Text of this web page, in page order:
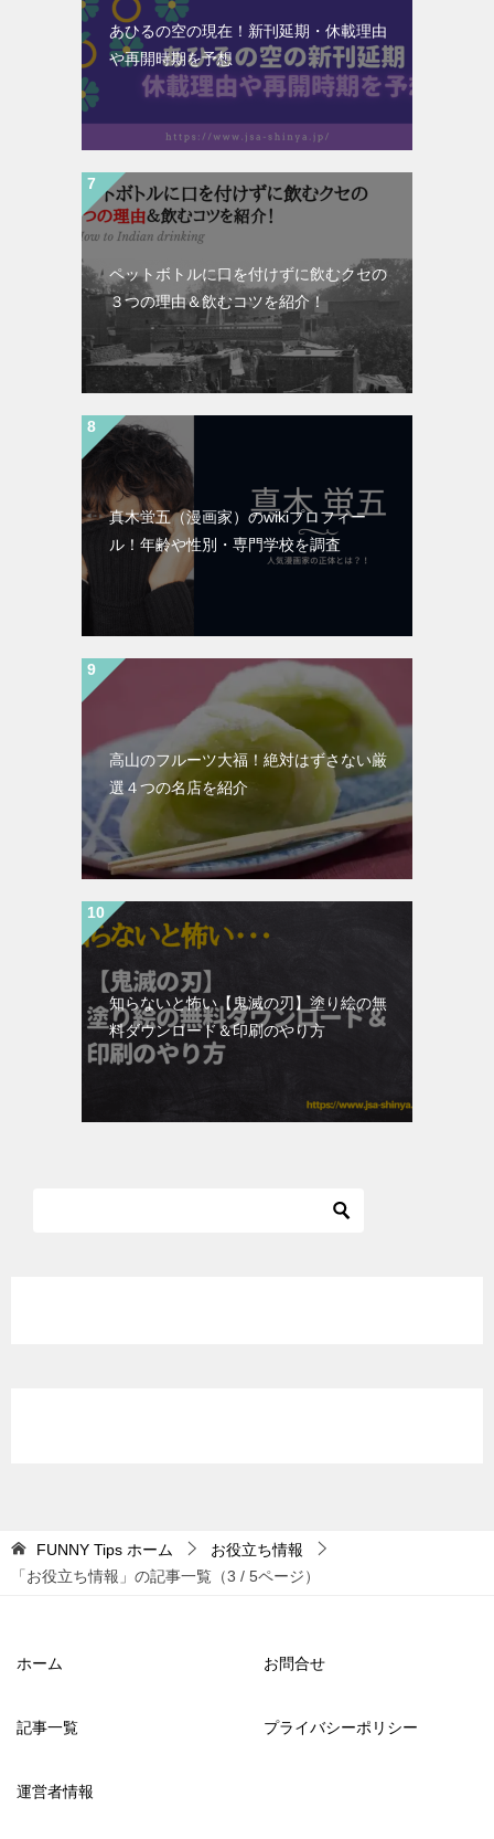
あひるの空の現在！新刊延期・休載理由
や再開時期を予想
ペットボトルに口を付けずに飲むクセの
３つの理由＆飲むコツを紹介！
真木蛍五（漫画家）のwikiプロフィー
ル！年齢や性別・専門学校を調査
高山のフルーツ大福！絶対はずさない厳
選４つの名店を紹介
知らないと怖い【鬼滅の刃】塗り絵の無
料ダウンロード＆印刷のやり方
FUNNY Tips ホーム
お役立ち情報
「お役立ち情報」の記事一覧（3 / 5ページ）
ホーム お問合せ
記事一覧 プライバシーポリシー
運営者情報